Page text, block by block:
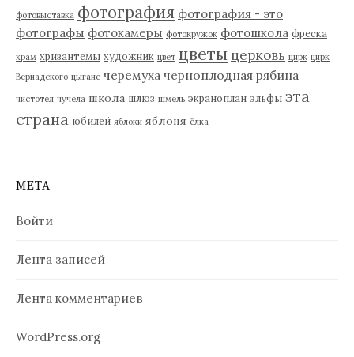
фотовыставка фотография фотография - это
фотографы фотокамеры фотокружок фотошкола фреска
храм хризантемы художник цвет цветы церковь цирк цирк
Вернадского цыгане черемуха черноплодная рябина
чистотел чучела школа шлюз шмель экраноплан эльфы эта
страна юбилей яблоки яблоня ёлка
МЕТА
Войти
Лента записей
Лента комментариев
WordPress.org